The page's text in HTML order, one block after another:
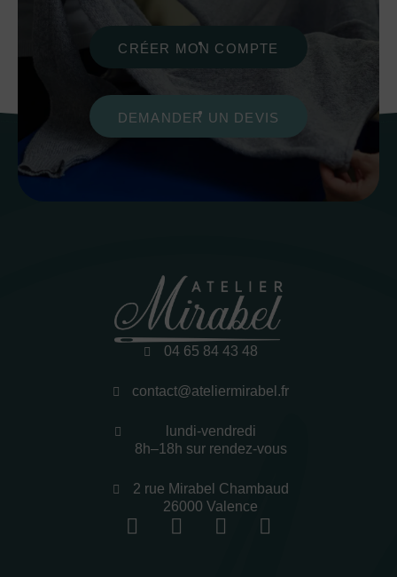
CRÉER MON COMPTE
DEMANDER UN DEVIS
04 65 84 43 48
contact@ateliermirabel.fr
lundi-vendredi
8h–18h sur rendez-vous
2 rue Mirabel Chambaud
26000 Valence